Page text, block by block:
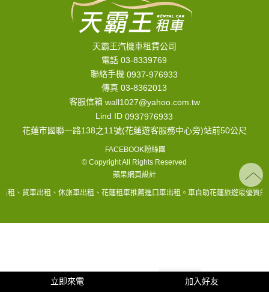
天霸王汽機車租賃公司
電話 03-8339769
聯絡手機0937-976933
傳真 03-8362013
客服信箱 wall1027@yahoo.com.tw
Lind ID0937976933
花蓮市國聯一路138之11號(花蓮遊客服務中心旁)站前50公尺
FACEBOOK粉絲團
© Copyright All Rights Reserved
蘋果網頁設計
租、貨車出租、休旅車出租、花蓮租車推薦進口車出租。車自助花蓮旅遊最優質
立即來電 加入好友